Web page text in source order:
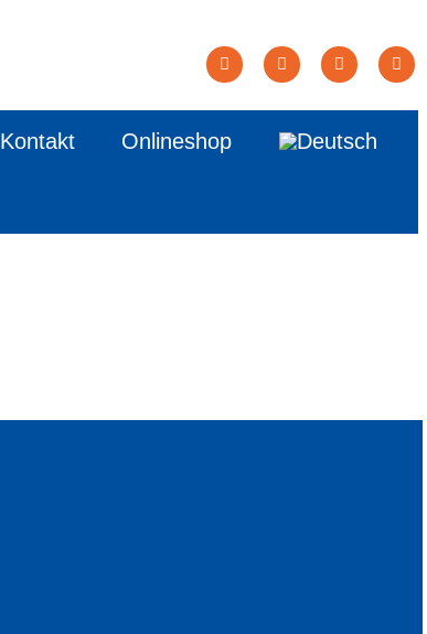
Kontakt Onlineshop